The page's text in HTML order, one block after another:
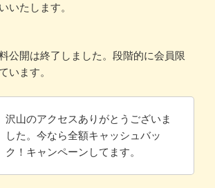
いたします。
公開は終了しました。段階的に会員限
います。
沢山のアクセスありがとうございま
した。今なら全額キャッシュバッ
ク！キャンペーンしてます。